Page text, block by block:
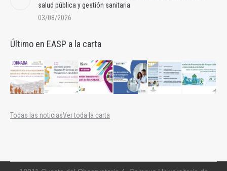
salud pública y gestión sanitaria
03/08/2026
Último en EASP a la carta
Todas las noticiasVer toda la carta